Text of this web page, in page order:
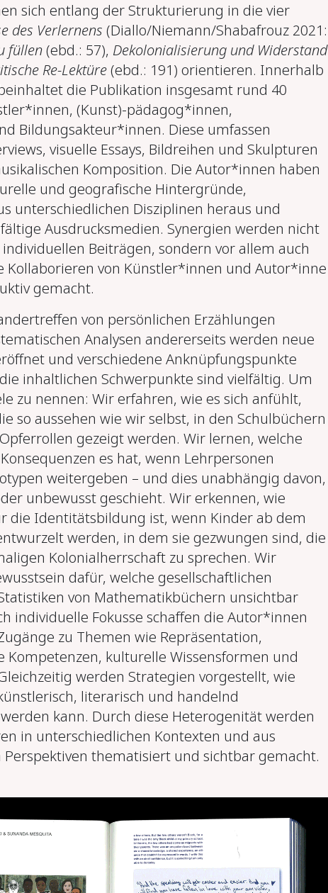
sich entlang der Strukturierung in die vier
des Verlernens (Diallo/Niemann/Shabafrouz 2021:
füllen(ebd.: 57), Dekolonialisierung und Widerstand
Re-Lektüre(ebd.: 191) orientieren. Innerhalb
die Publikation insgesamt rund 40
(Kunst)-pädagog*innen,
Bildungsakteur*innen. Diese umfassen
visuelle Essays, Bildreihen und Skulpturen
Komposition. Die Autor*innen haben
und geografische Hintergründe,
unterschiedlichen Disziplinen heraus und
Ausdrucksmedien. Synergien werden nicht
Beiträgen, sondern vor allem auch
Kollaborieren von Künstler*innen und Autor*inne
gemacht.
von persönlichen Erzählungen
Analysen andererseits werden neue
und verschiedene Anknüpfungspunkte
inhaltlichen Schwerpunkte sind vielfältig. Um
zu nennen: Wir erfahren, wie es sich anfühlt,
so aussehen wie wir selbst, in den Schulbüchern
gezeigt werden. Wir lernen, welche
es hat, wenn Lehrpersonen
weitergeben – und dies unabhängig davon,
unbewusst geschieht. Wir erkennen, wie
die Identitätsbildung ist, wenn Kinder ab dem
werden, in dem sie gezwungen sind, die
Kolonialherrschaft zu sprechen. Wir
dafür, welche gesellschaftlichen
von Mathematikbüchern unsichtbar
individuelle Fokusse schaffen die Autor*innen
zu Themen wie Repräsentation,
Kompetenzen, kulturelle Wissensformen und
werden Strategien vorgestellt, wie
literarisch und handelnd
kann. Durch diese Heterogenität werden
in unterschiedlichen Kontexten und aus
thematisiert und sichtbar gemacht.